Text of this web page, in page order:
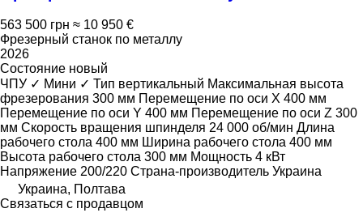
563 500 грн ≈ 10 950 €
Фрезерный станок по металлу
2026
Состояние новый
ЧПУ ✓ Мини ✓ Тип вертикальный Максимальная высота
фрезерования 300 мм Перемещение по оси X 400 мм
Перемещение по оси Y 400 мм Перемещение по оси Z 300
мм Скорость вращения шпинделя 24 000 об/мин Длина
рабочего стола 400 мм Ширина рабочего стола 400 мм
Высота рабочего стола 300 мм Мощность 4 кВт
Напряжение 200/220 Страна-производитель Украина
Украина, Полтава
Связаться с продавцом